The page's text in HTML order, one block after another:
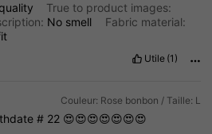
True to product images:
No smell
Fabric material:
Utile (1)
Couleur: Rose bonbon / Taille: L
# 22 😍😍😍😍😍😍😍